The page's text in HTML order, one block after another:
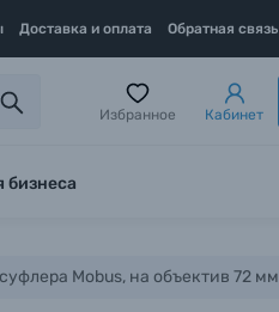
Доставка и оплата Обратная связь
Избранное Кабинет
бизнеса
Mobus, на объектив 72 мм